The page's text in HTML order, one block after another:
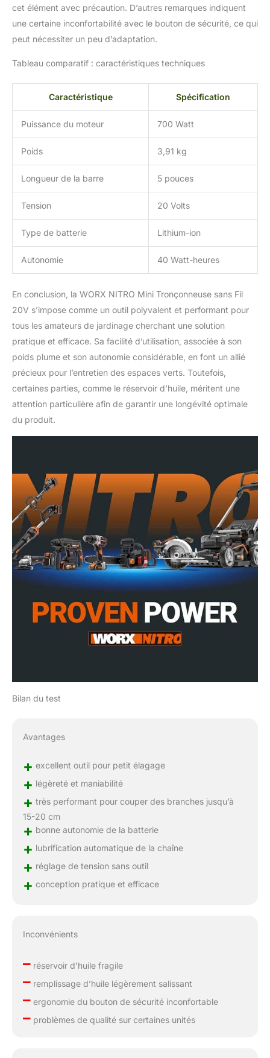
cet élément avec précaution. D’autres remarques indiquent
une certaine inconfortabilité avec le bouton de sécurité, ce qui
peut nécessiter un peu d’adaptation.
Tableau comparatif : caractéristiques techniques
Caractéristique Spécification
Puissance du moteur 700 Watt
Poids 3,91 kg
Longueur de la barre 5 pouces
Tension 20 Volts
Type de batterie Lithium-ion
Autonomie 40 Watt-heures
En conclusion, la WORX NITRO Mini Tronçonneuse sans Fil
20V s’impose comme un outil polyvalent et performant pour
tous les amateurs de jardinage cherchant une solution
pratique et efficace. Sa facilité d’utilisation, associée à son
poids plume et son autonomie considérable, en font un allié
précieux pour l’entretien des espaces verts. Toutefois,
certaines parties, comme le réservoir d’huile, méritent une
attention particulière afin de garantir une longévité optimale
du produit.
Bilan du test
Avantages
+ excellent outil pour petit élagage
+ légèreté et maniabilité
+ très performant pour couper des branches jusqu’à
15-20 cm
+ bonne autonomie de la batterie
+ lubrification automatique de la chaîne
+ réglage de tension sans outil
+ conception pratique et efficace
Inconvénients
–réservoir d’huile fragile
–remplissage d’huile légèrement salissant
–ergonomie du bouton de sécurité inconfortable
–problèmes de qualité sur certaines unités